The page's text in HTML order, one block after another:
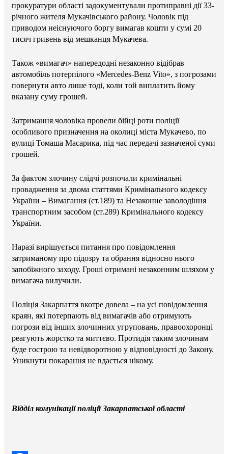
прокуратури області задокументували протиправні дії 33-
річного жителя Мукачівського району. Чоловік під
приводом неіснуючого боргу вимагав кошти у сумі 20
тисяч гривень від мешканця Мукачева.
Також «вимагач» напередодні незаконно відібрав
автомобіль потерпілого «Mercedes-Benz Vito», з погрозами
повернути авто лише тоді, коли той виплатить йому
вказану суму грошей.
Затримання чоловіка провели бійці роти поліції
особливого призначення на околиці міста Мукачево, по
вулиці Томаша Масарика, під час передачі зазначеної суми
грошей.
За фактом злочину слідчі розпочали кримінальні
провадження за двома статтями Кримінального кодексу
України – Вимагання (ст.189) та Незаконне заволодіння
транспортним засобом (ст.289) Кримінального кодексу
України.
Наразі вирішується питання про повідомлення
затриманому про підозру та обрання відносно нього
запобіжного заходу. Гроші отримані незаконним шляхом у
вимагача вилучили.
Поліція Закарпаття вкотре довела – на усі повідомлення
краян, які потерпають від вимагачів або отримують
погрози від інших злочинних угруповань, правоохоронці
реагують жорстко та миттєво. Протидія таким злочинам
буде гострою та невідворотною у відповідності до Закону.
Уникнути покарання не вдасться нікому.
Відділ комунікації поліції Закарпатської області